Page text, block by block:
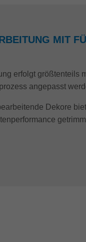
MIT
erfolgt größtenteils
angepasst
Dekore